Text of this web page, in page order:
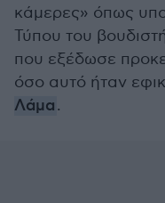
κάμερες» όπως
Τύπου του
που εξέδωσε
όσο αυτό ήταν
Λάμα.